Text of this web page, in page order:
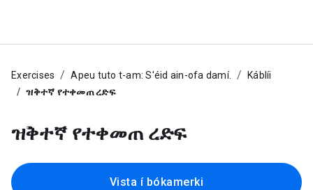
Exercises Apeu tuto t-am: S'éid ain-ofa damí.
Káblíi
ዝቅተኛ የተቀመጠ ረድፍ
ዝቅተኛ የተቀመጠ ረድፍ
Vista í bókamerki